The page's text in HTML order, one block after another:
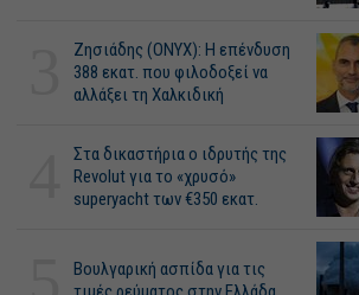
Ζησιάδης (ONYX): Η επένδυση
388 εκατ. που φιλοδοξεί να
αλλάξει τη Χαλκιδική
Στα δικαστήρια ο ιδρυτής της
Revolut για το «χρυσό»
superyacht των €350 εκατ.
Βουλγαρική ασπίδα για τις